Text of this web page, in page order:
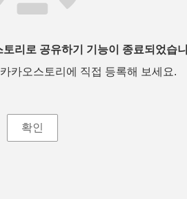
리로 공유하기 기능이 종료되었습
카오스토리에 직접 등록해 보세요.
확인